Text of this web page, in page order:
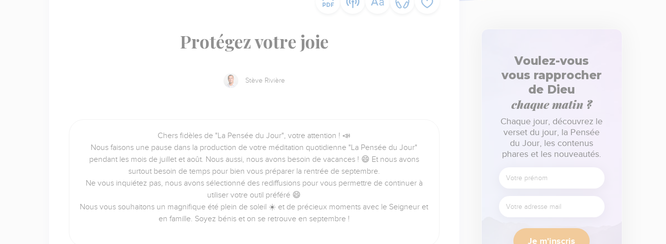
Protégez votre joie
Stève Rivière
Chers fidèles de "La Pensée du Jour", votre attention ! 📣
Nous faisons une pause dans la production de votre méditation quotidienne "La Pensée du Jour"
pendant les mois de juillet et août. Nous aussi, nous avons besoin de vacances ! 😄 Et nous avons
surtout besoin de temps pour bien vous préparer la rentrée de septembre.
Ne vous inquiétez pas, nous avons sélectionné des rediffusions pour vous permettre de continuer à
utiliser votre outil préféré 😄
Nous vous souhaitons un magnifique été plein de soleil ☀️ et de précieux moments avec le Seigneur et
en famille. Soyez bénis et on se retrouve en septembre !
Voulez-vous
vous rapprocher
de Dieu
chaque matin ?
Chaque jour, découvrez le
verset du jour, la Pensée
du Jour, les contenus
phares et les nouveautés.
Je m'inscris